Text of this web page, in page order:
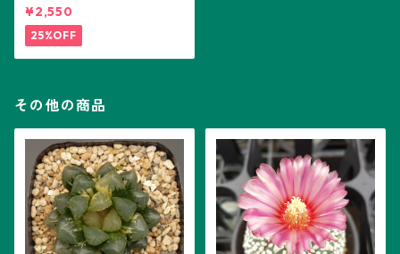
¥2,550
25%OFF
その他の商品